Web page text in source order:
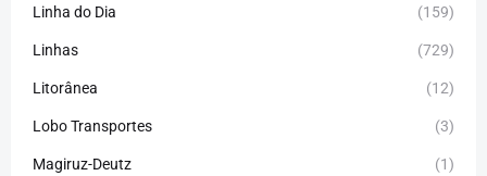
Linha do Dia (159)
Linhas (729)
Litorânea (12)
Lobo Transportes (3)
Magiruz-Deutz (1)